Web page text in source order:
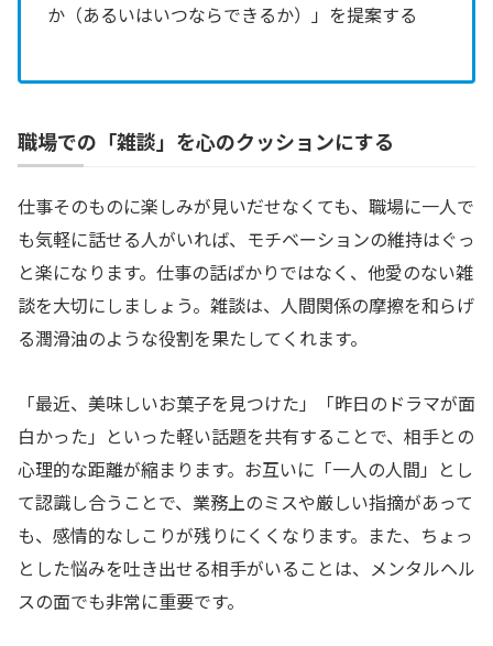
か（あるいはいつならできるか）」を提案する
職場での「雑談」を心のクッションにする
仕事そのものに楽しみが見いだせなくても、職場に一人で
も気軽に話せる人がいれば、モチベーションの維持はぐっ
と楽になります。仕事の話ばかりではなく、他愛のない雑
談を大切にしましょう。雑談は、人間関係の摩擦を和らげ
る潤滑油のような役割を果たしてくれます。
「最近、美味しいお菓子を見つけた」「昨日のドラマが面
白かった」といった軽い話題を共有することで、相手との
心理的な距離が縮まります。お互いに「一人の人間」とし
て認識し合うことで、業務上のミスや厳しい指摘があって
も、感情的なしこりが残りにくくなります。また、ちょっ
とした悩みを吐き出せる相手がいることは、メンタルヘル
スの面でも非常に重要です。